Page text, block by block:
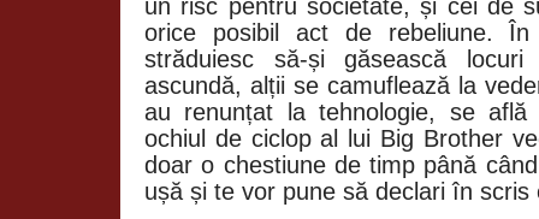
un risc pentru societate, și cei de
orice posibil act de rebeliune.
străduiesc să-și găsească
ascundă, alții se camuflează la
au renunțat la tehnologie, se
ochiul de ciclop al lui Big Brother
doar o chestiune de timp până
ușă și te vor pune să declari în